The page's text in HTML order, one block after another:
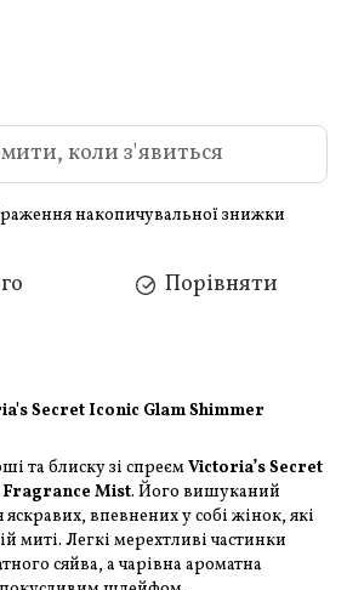
коли з'явиться
накопичувальної знижки
Порівняти
Secret Iconic Glam Shimmer
та блиску зі спреємVictoria’s Secret
Fragrance Mist. Його вишуканий
впевнених у собі жінок, які
миті. Легкі мерехтливі частинки
сяйва, а чарівна ароматна